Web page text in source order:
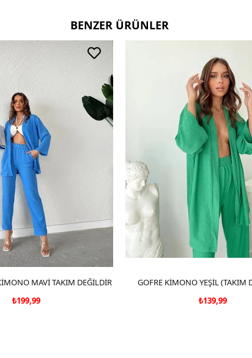
BENZER ÜRÜNLER
SEPETE EKLEMAVİ TAKIM DEĞİLDİR
₺199,99
SEPETE EKLE
GOFRE KİMONO YEŞİL (TAKIM
₺139,99